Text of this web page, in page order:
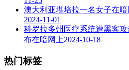
澳大利亚堪培拉一名女子在
2024-11-01
科罗拉多州医疗系统遭黑客
布在暗网上2024-10-18
热门标签